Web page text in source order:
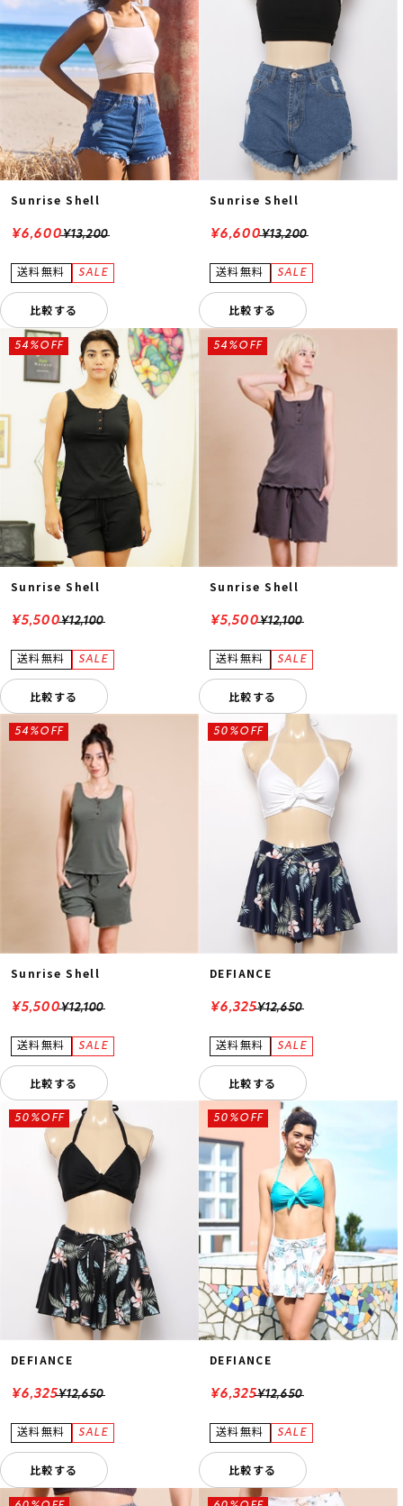
Sunrise Shell
¥13,200
¥6,600
比較する
Sunrise Shell
¥13,200
¥6,600
比較する
Sunrise Shell
¥12,100
54%OFF
¥5,500
比較する
Sunrise Shell
¥12,100
54%OFF
¥5,500
比較する
Sunrise Shell
¥12,100
54%OFF
¥5,500
比較する
DEFIANCE
¥12,650
50%OFF
¥6,325
比較する
DEFIANCE
¥12,650
50%OFF
¥6,325
比較する
DEFIANCE
¥12,650
50%OFF
¥6,325
比較する